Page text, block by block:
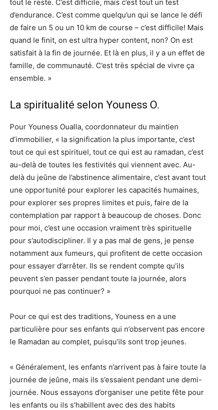
tout le reste. C’est difficile, mais c’est tout un test
d’endurance. C’est comme quelqu’un qui se lance le défi
de faire un 5 ou un 10 km de course – c’est difficile! Mais
quand le finit, on est ultra hyper content, non? On est
satisfait à la fin de journée. Et là en plus, il y a un effet de
famille, de communauté. C’est très spécial de vivre ça
ensemble. »
La spiritualité selon Youness O.
Pour Youness Oualla, coordonnateur du maintien
d’immobilier, « la signification la plus importante, c’est
tout ce qui est spirituel, tout ce qui est au ramadan, c’est
au-delà de toutes les festivités qui viennent avec. Au-
delà du jeûne de l’abstinence alimentaire, c’est avant tout
une opportunité pour explorer les capacités humaines,
pour explorer ses propres limites et puis, faire de la
contemplation par rapport à beaucoup de choses. Donc
pour moi, c’est une occasion vraiment très spirituelle
pour s’autodiscipliner. Il y a pas mal de gens, je pense
notamment aux fumeurs, qui profitent de cette occasion
pour essayer d’arrêter. Ils se rendent compte qu’ils
peuvent s’en passer pendant toute la journée, alors
pourquoi ne pas continuer? »
Pour ce qui est des traditions, Youness en a une
particulière pour ses enfants qui n’observent pas encore
le Ramadan au complet, puisqu’ils sont trop jeunes.
« Généralement, les enfants n’arrivent pas à faire toute la
journée de jeûne, mais ils s’essaient pendant une demi-
journée. Nous essayons d’organiser une petite fête pour
les enfants ou ils s’habillent avec des des habits